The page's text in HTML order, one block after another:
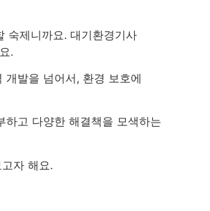
숙제니까요. 대기환경기사
.
발을 넘어서, 환경 보호에
고 다양한 해결책을 모색하는
자 해요.